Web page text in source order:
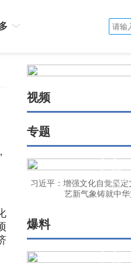
视频
专题
习近平：增强文化自觉坚
艺新气象铸就中
爆料